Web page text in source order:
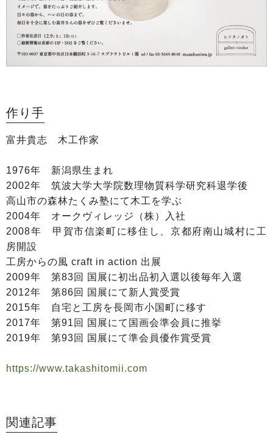
作り手
富井貴志 木工作家
1976年 新潟県生まれ
2002年 筑波大学大学院数理物質科学研究科退学後
高山市の森林たくみ塾にて木工を学ぶ
2004年 オークヴィレッジ（株）入社
2008年 甲賀市信楽町に移住し、京都府南山城村に工
房開設
工房からの風 craft in action 出展
2009年 第83回 国展に初出品初入選以後毎年入選
2012年 第86回 国展にて新人賞受賞
2015年 自宅と工房を長岡市小国町に移す
2017年 第91回 国展にて国画会準会員に推挙
2019年 第93回 国展にて準会員優作賞受賞
https://www.takashitomii.com
関連記事